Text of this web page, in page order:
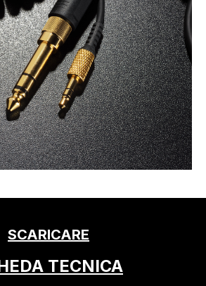
SCARICARE
TECNICA